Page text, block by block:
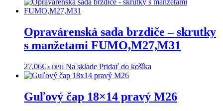
Opravárenská sada brzdiče – skrutky
s manžetami FUMO,M27,M31
27,06€ s DPH Na sklade Pridať do košíka
Guľový čap 18×14 pravý M26